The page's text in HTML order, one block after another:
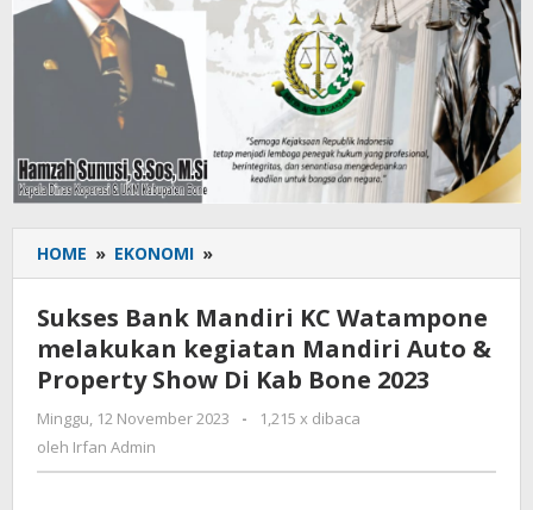
HOME » EKONOMI »
Bank
Mandiri
KC
Watampone
melakukan
Mandiri
&
Sukses Bank Mandiri KC Watampone
melakukan kegiatan Mandiri Auto &
Property Show Di Kab Bone 2023
Minggu, 12 November 2023
oleh
-
1,215 x dibaca
oleh Irfan Admin